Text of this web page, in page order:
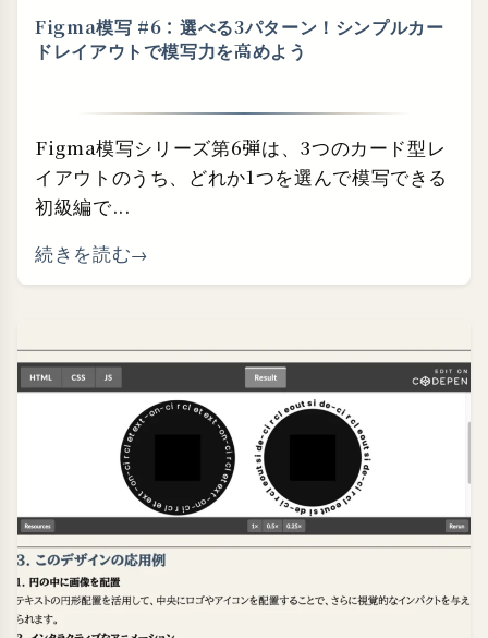
Figma模写 #6：選べる3パターン！シンプルカー
ドレイアウトで模写力を高めよう
Figma模写シリーズ第6弾は、3つのカード型レ
イアウトのうち、どれか1つを選んで模写できる
初級編で...
続きを読む